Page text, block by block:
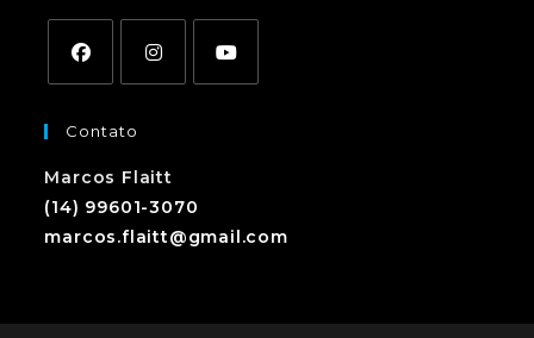
Contato
Marcos Flaitt
(14) 99601-3070
marcos.flaitt@gmail.com